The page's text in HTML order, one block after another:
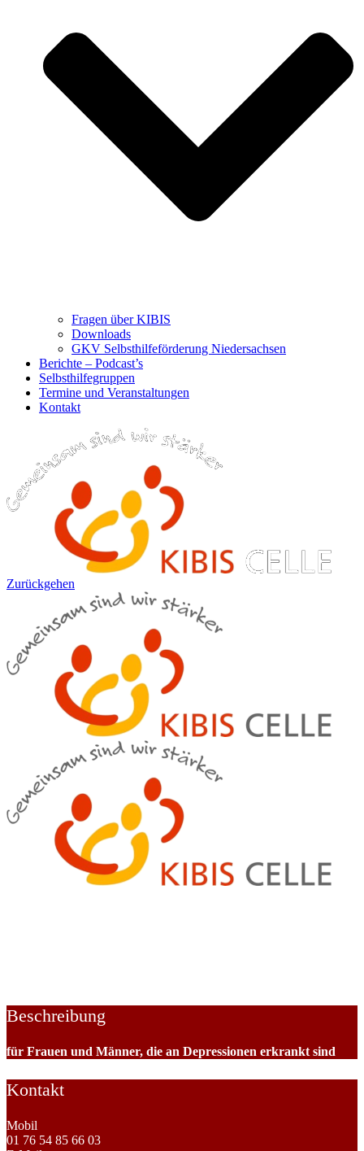
Fragen über KIBIS
Downloads
GKV Selbsthilfeförderung Niedersachsen
Berichte – Podcast’s
Selbsthilfegruppen
Termine und Veranstaltungen
Kontakt
Zurückgehen
Beschreibung
für Frauen und Männer, die an Depressionen erkrankt sind
Kontakt
Mobil
01 76 54 85 66 03